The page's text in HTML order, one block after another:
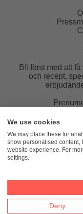
Bli först med att
och recept,
E-post:
We use cookies
We may place these for
show personalised content,
website experience. For
settings.
Deny